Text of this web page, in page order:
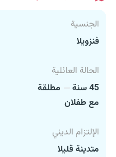
الجنسية
فنزويلا
الحالة العائلية
45 سنة
مطلقة
مع طفلان
الإلتزام الديني
متدينة قليلا